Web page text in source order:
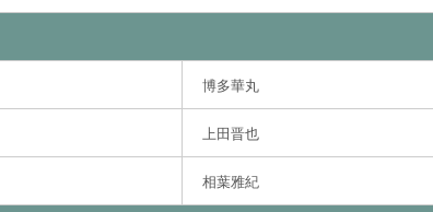
博多華丸
上田晋也
相葉雅紀